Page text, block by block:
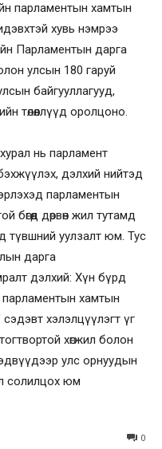
парламентын хамтын
хувь нэмрээ
Парламентын дарга
улсын 180 гаруй
байгууллагууд,
төлөөллүүд оролцоно.
нь парламент
дэлхий нийтэд
парламентын
дөрвөн жил тутамд
түвшний уулзалт юм. Тус
дарга
дэлхий: Хүн бүрд
парламентын хамтын
хэлэлцүүлэгт үг
хөгжил болон
улс орнуудын
солилцох юм
0